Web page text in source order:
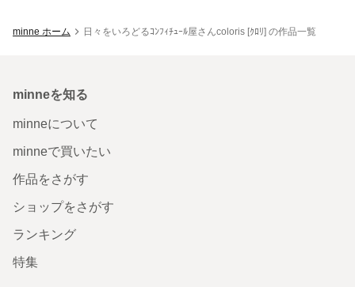
minne ホーム 日々をいろどるｺﾝﾌｨﾁｭｰﾙ屋さんcoloris [ｸﾛﾘ] の作品一覧
minneを知る
minneについて
minneで買いたい
作品をさがす
ショップをさがす
ランキング
特集